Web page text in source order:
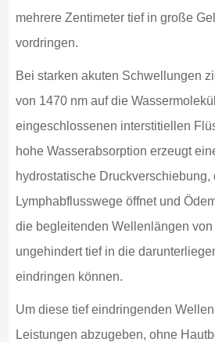
mehrere Zentimeter tief in große
vordringen.
Bei starken akuten Schwellungen
von 1470 nm auf die
eingeschlossenen interstitiellen
hohe Wasserabsorption erzeugt
hydrostatische Druckverschiebung,
Lymphabflusswege öffnet und
die begleitenden Wellenlängen
ungehindert tief in die
eindringen können.
Um diese tief eindringenden
Leistungen abzugeben, ohne